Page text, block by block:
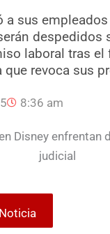
a sus
despedidos
laboral tras el
que revoca sus
8:36 am